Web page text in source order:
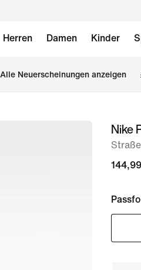
Herren Damen Kinder
Alle Neuerscheinungen anzeigen
Bild 1Nike